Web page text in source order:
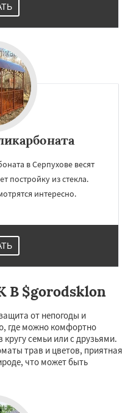
×
Красково
в Серпухове весят
постройку из стекла.
интересно.
$gorodsklon
от непогоды и
где можно комфортно
семьи или с друзьями.
трав и цветов, приятная
что может быть
данных